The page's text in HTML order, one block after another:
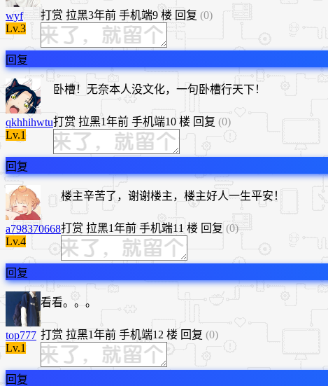
wyf
Lv.3
打赏 拉黑3年前 手机端9 楼 回复 (0)
回复
qkhhihwtu
Lv.1
卧槽！无奈本人没文化，一句卧槽行天下！
打赏 拉黑1年前 手机端10 楼 回复 (0)
回复
a798370668
Lv.4
楼主辛苦了，谢谢楼主，楼主好人一生平安！
打赏 拉黑1年前 手机端11 楼 回复 (0)
回复
top777
Lv.1
看看。。。
打赏 拉黑1年前 手机端12 楼 回复 (0)
回复